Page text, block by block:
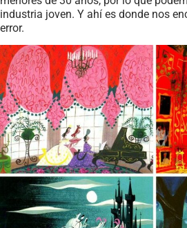
industria joven. Y ahí es donde nos
error.